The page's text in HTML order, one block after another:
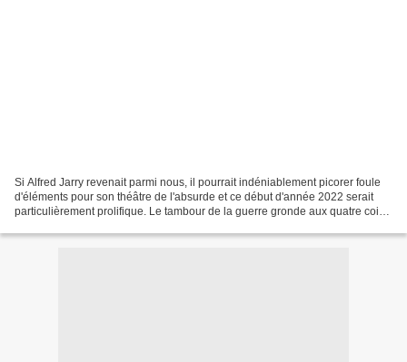
Si Alfred Jarry revenait parmi nous, il pourrait indéniablement picorer foule
d'éléments pour son théâtre de l'absurde et ce début d'année 2022 serait
particulièrement prolifique. Le tambour de la guerre gronde aux quatre coins